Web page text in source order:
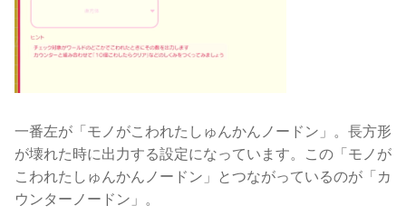
一番左が「モノがこわれたしゅんかんノードン」。長方形
が壊れた時に出力する設定になっています。この「モノが
こわれたしゅんかんノードン」とつながっているのが「カ
ウンターノードン」。